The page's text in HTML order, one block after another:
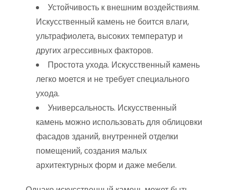
Устойчивость к внешним воздействиям.
Искусственный камень не боится влаги,
ультрафиолета, высоких температур и
других агрессивных факторов.
Простота ухода. Искусственный камень
легко моется и не требует специального
ухода.
Универсальность. Искусственный
камень можно использовать для облицовки
фасадов зданий, внутренней отделки
помещений, создания малых
архитектурных форм и даже мебели.